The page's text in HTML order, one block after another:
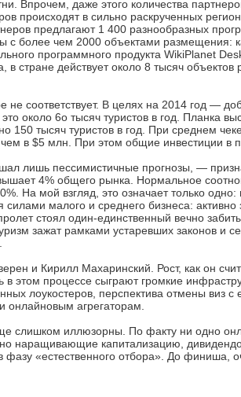
Впрочем, даже этого количества
происходят в сильно раскрученных
предлагают 1 400 разнообразных
с более чем 2000 объектами размещения:
программного продукта WikiPlanet
в стране действует около 8 тысяч
не соответствует. В целях на 2014 год —
около 6о тысяч туристов в год. Планка
150 тысяч туристов в год. При среднем
в $5 млн. При этом общие инвестиции в
лишь пессимистичные прогнозы, —
4% общего рынка. Нормальное
мой взгляд, это означает только одно:
силами малого и среднего бизнеса:
стоял один-единственный вечно
зажат рамками устаревших законов и
и Кирилл Махаринский. Рост, как он
в этом процессе сыграют громкие
лоукостеров, перспектива отмены виз
онлайновым агрегаторам.
слишком иллюзорны. По факту ни одно
наращивающие капитализацию,
фазу «естественного отбора». До финиша,